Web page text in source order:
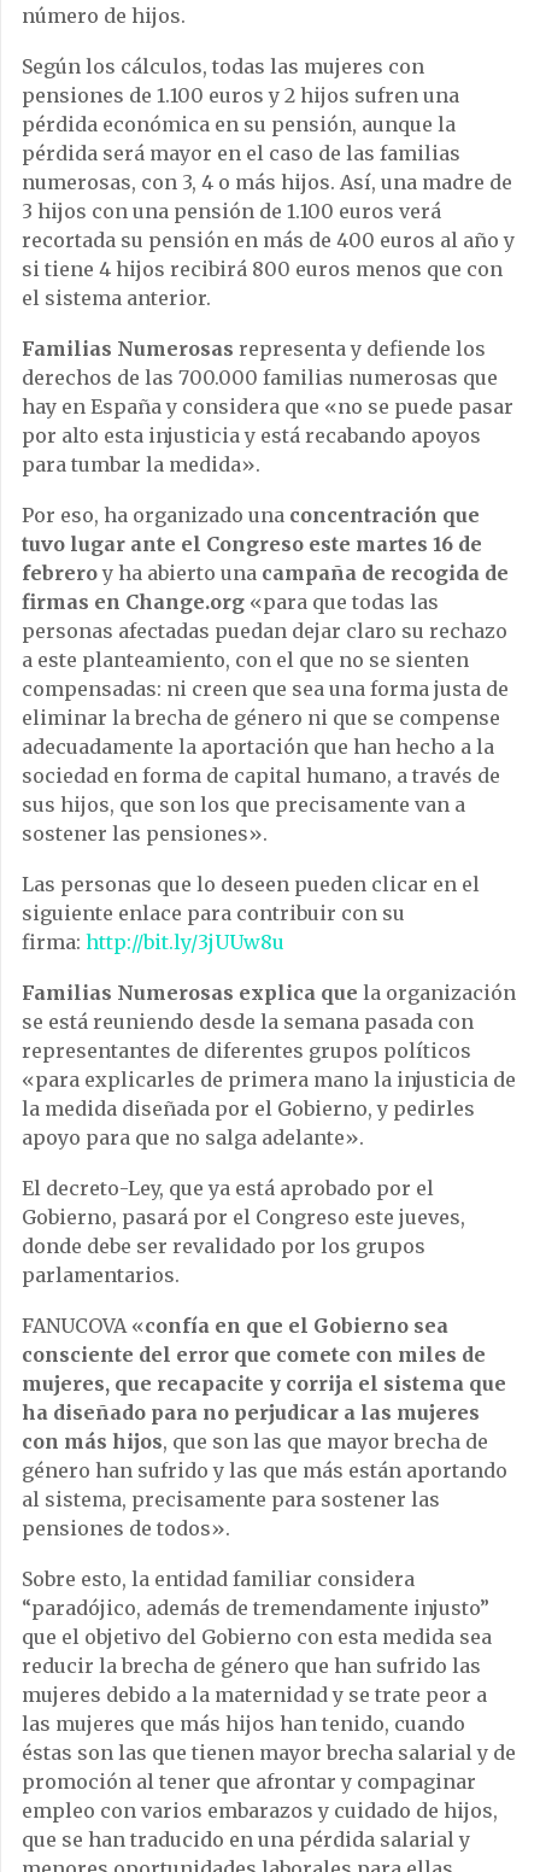
número de hijos.
Según los cálculos, todas las mujeres con
pensiones de 1.100 euros y 2 hijos sufren una
pérdida económica en su pensión, aunque la
pérdida será mayor en el caso de las familias
numerosas, con 3, 4 o más hijos. Así, una madre de
3 hijos con una pensión de 1.100 euros verá
recortada su pensión en más de 400 euros al año y
si tiene 4 hijos recibirá 800 euros menos que con
el sistema anterior.
Familias Numerosas representa y defiende los
derechos de las 700.000 familias numerosas que
hay en España y considera que «no se puede pasar
por alto esta injusticia y está recabando apoyos
para tumbar la medida».
Por eso, ha organizado una concentración que
tuvo lugar ante el Congreso este martes 16 de
febreroy ha abierto una campaña de recogida de
firmas en Change.org «para que todas las
personas afectadas puedan dejar claro su rechazo
a este planteamiento, con el que no se sienten
compensadas: ni creen que sea una forma justa de
eliminar la brecha de género ni que se compense
adecuadamente la aportación que han hecho a la
sociedad en forma de capital humano, a través de
sus hijos, que son los que precisamente van a
sostener las pensiones».
Las personas que lo deseen pueden clicar en el
siguiente enlace para contribuir con su
firma: http://bit.ly/3jUUw8u
Familias Numerosas explica que la organización
se está reuniendo desde la semana pasada con
representantes de diferentes grupos políticos
«para explicarles de primera mano la injusticia de
la medida diseñada por el Gobierno, y pedirles
apoyo para que no salga adelante».
El decreto-Ley, que ya está aprobado por el
Gobierno, pasará por el Congreso este jueves,
donde debe ser revalidado por los grupos
parlamentarios.
FANUCOVA «confía en que el Gobierno sea
consciente del error que comete con miles de
mujeres, que recapacite y corrija el sistema que
ha diseñado para no perjudicar a las mujeres
con más hijos, que son las que mayor brecha de
género han sufrido y las que más están aportando
al sistema, precisamente para sostener las
pensiones de todos».
Sobre esto, la entidad familiar considera
“paradójico, además de tremendamente injusto”
que el objetivo del Gobierno con esta medida sea
reducir la brecha de género que han sufrido las
mujeres debido a la maternidad y se trate peor a
las mujeres que más hijos han tenido, cuando
éstas son las que tienen mayor brecha salarial y de
promoción al tener que afrontar y compaginar
empleo con varios embarazos y cuidado de hijos,
que se han traducido en una pérdida salarial y